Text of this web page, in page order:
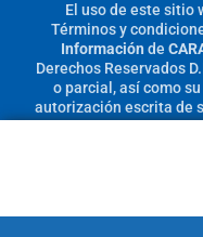
El uso de este sitio
Términos y
Información de
Derechos Reservados
o parcial, así como
autorización escrita de